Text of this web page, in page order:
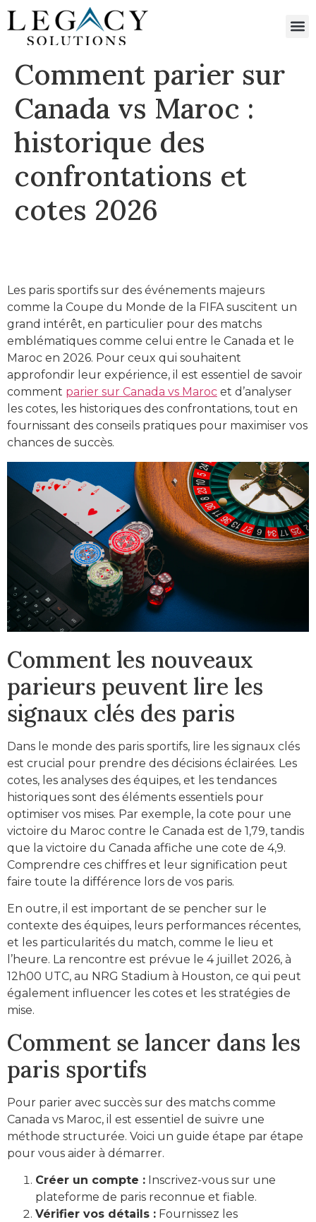
Comment parier sur
Canada vs Maroc :
historique des
confrontations et
cotes 2026
Les paris sportifs sur des événements majeurs
comme la Coupe du Monde de la FIFA suscitent un
grand intérêt, en particulier pour des matchs
emblématiques comme celui entre le Canada et le
Maroc en 2026. Pour ceux qui souhaitent
approfondir leur expérience, il est essentiel de savoir
comment parier sur Canada vs Maroc et d’analyser
les cotes, les historiques des confrontations, tout en
fournissant des conseils pratiques pour maximiser vos
chances de succès.
Comment les nouveaux
parieurs peuvent lire les
signaux clés des paris
Dans le monde des paris sportifs, lire les signaux clés
est crucial pour prendre des décisions éclairées. Les
cotes, les analyses des équipes, et les tendances
historiques sont des éléments essentiels pour
optimiser vos mises. Par exemple, la cote pour une
victoire du Maroc contre le Canada est de 1,79, tandis
que la victoire du Canada affiche une cote de 4,9.
Comprendre ces chiffres et leur signification peut
faire toute la différence lors de vos paris.
En outre, il est important de se pencher sur le
contexte des équipes, leurs performances récentes,
et les particularités du match, comme le lieu et
l’heure. La rencontre est prévue le 4 juillet 2026, à
12h00 UTC, au NRG Stadium à Houston, ce qui peut
également influencer les cotes et les stratégies de
mise.
Comment se lancer dans les
paris sportifs
Pour parier avec succès sur des matchs comme
Canada vs Maroc, il est essentiel de suivre une
méthode structurée. Voici un guide étape par étape
pour vous aider à démarrer.
Créer un compte : Inscrivez-vous sur une
plateforme de paris reconnue et fiable.
Vérifier vos détails : Fournissez les